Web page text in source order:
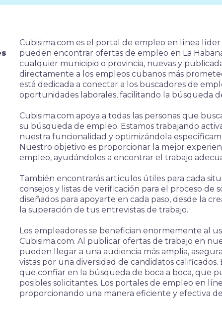
Cubisima.com es el portal de empleo en línea
pueden encontrar ofertas de empleo en La
cualquier municipio o provincia, nuevas y
directamente a los empleos cubanos más
está dedicada a conectar a los buscadores de
oportunidades laborales, facilitando la búsqueda
Cubisima.com apoya a todas las personas que
su búsqueda de empleo. Estamos trabajando
nuestra funcionalidad y optimizándola
Nuestro objetivo es proporcionar la mejor
empleo, ayudándoles a encontrar el trabajo
También encontrarás artículos útiles para cada
consejos y listas de verificación para el proceso de
diseñados para apoyarte en cada paso, desde la
la superación de tus entrevistas de trabajo.
Los empleadores se benefician enormemente al
Cubisima.com. Al publicar ofertas de trabajo en
pueden llegar a una audiencia más amplia,
vistas por una diversidad de candidatos
que confiar en la búsqueda de boca a boca, que
posibles solicitantes. Los portales de empleo en
proporcionando una manera eficiente y efectiva